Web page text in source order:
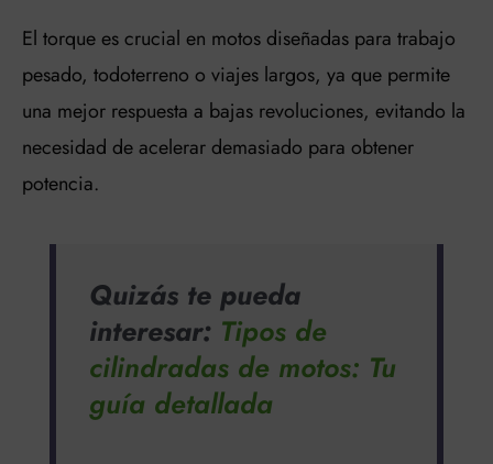
El torque es crucial en motos diseñadas para trabajo
pesado, todoterreno o viajes largos, ya que permite
una mejor respuesta a bajas revoluciones, evitando la
necesidad de acelerar demasiado para obtener
potencia.
Quizás te pueda
interesar: Tipos de
cilindradas de motos: Tu
guía detallada